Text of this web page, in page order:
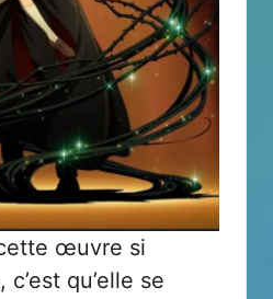
œuvre si
, c’est qu’elle se